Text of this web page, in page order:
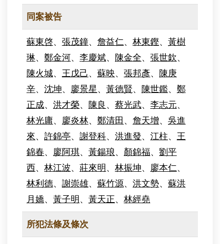
同案被告
蘇東啓、 張茂鐘、 詹益仁、 林東鏗、 黃樹
琳、 鄭金河、 李慶斌、 陳金全、 張世欽、
陳火城、 王戊己 、 蘇映、 張邦彥、
陳庚
辛、 沈坤、 廖景星 、 黃德賢、 陳世鑑、 鄭
正成、 洪才榮、 陳良 、 蔡光武、 李志元、
林光庸、 廖炎林、 鄭清田 、 詹天增、 吳進
來、 許錦亭、 謝登科、 洪進發、 江柱、 王
錦春、 廖阿琪、 黃鍚琅 、 顏錦福、 劉平
西、 林江波、 莊來明 、 林振坤、 廖本仁、
林利德、 謝崇雄、 蘇竹源、 洪文勢、 蘇洪
月嬌、 黃子明 、 黃天正、 林經堯
所犯法條及條次